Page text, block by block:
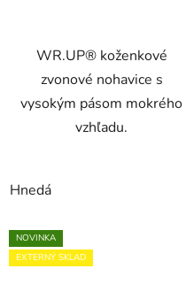
WR.UP® koženkové
zvonové nohavice s
vysokým pásom mokrého
vzhľadu.
Hnedá
NOVINKA
EXTERNÝ SKLAD